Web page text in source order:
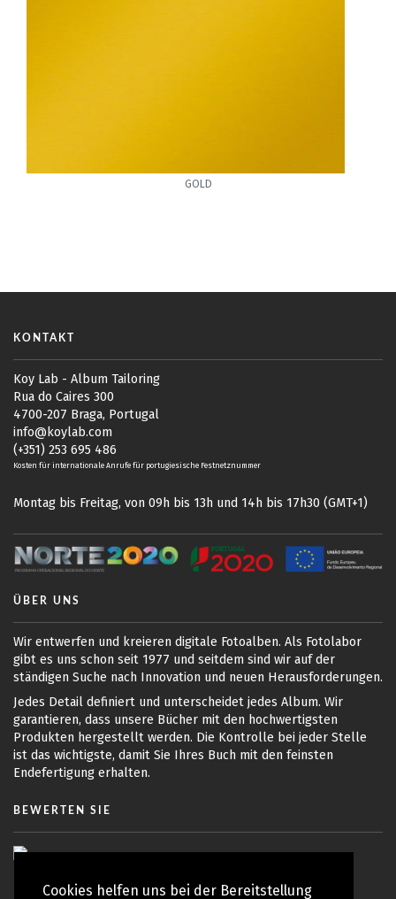
Cookies helfen uns bei der Bereitstellung
GOLD
KONTAKT
Koy Lab - Album Tailoring
Rua do Caires 300
4700-207 Braga, Portugal
info@koylab.com
(+351) 253 695 486
Kosten für internationale Anrufe für portugiesische Festnetznummer
Montag bis Freitag, von 09h bis 13h und 14h bis 17h30 (GMT+1)
ÜBER UNS
Wir entwerfen und kreieren digitale Fotoalben. Als Fotolabor
gibt es uns schon seit 1977 und seitdem sind wir auf der
ständigen Suche nach Innovation und neuen Herausforderungen.
Jedes Detail definiert und unterscheidet jedes Album. Wir
garantieren, dass unsere Bücher mit den hochwertigsten
Produkten hergestellt werden. Die Kontrolle bei jeder Stelle
ist das wichtigste, damit Sie Ihres Buch mit den feinsten
Endefertigung erhalten.
BEWERTEN SIE